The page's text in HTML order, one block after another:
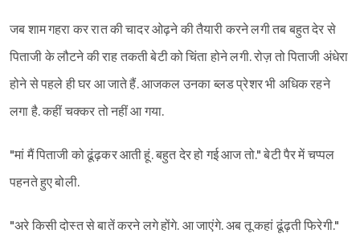
जब शाम गहरा कर रात की चादर ओढ़ने की तैयारी करने लगी तब बहुत देर से
पिताजी के लौटने की राह तकती बेटी को चिंता होने लगी. रोज़ तो पिताजी अंधेरा
होने से पहले ही घर आ जाते हैं. आजकल उनका ब्लड प्रेशर भी अधिक रहने
लगा है. कहीं चक्कर तो नहीं आ गया.
"मां मैं पिताजी को ढूंढ़कर आती हूं. बहुत देर हो गई आज तो." बेटी पैर में चप्पल
पहनते हुए बोली.
"अरे किसी दोस्त से बातें करने लगे होंगे. आ जाएंगे. अब तू कहां ढूंढ़ती फिरेगी."